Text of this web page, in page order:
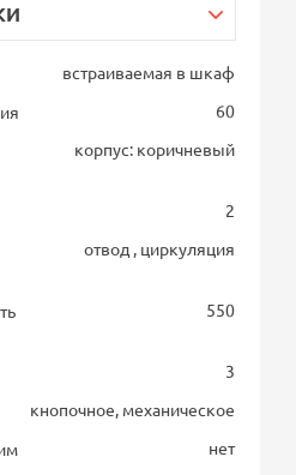
встраиваемая в шкаф
60
корпус: коричневый
2
отвод , циркуляция
550
3
кнопочное, механическое
нет